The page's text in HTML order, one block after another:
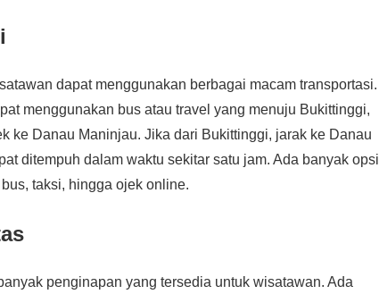
dapat menggunakan berbagai macam transportasi.
menggunakan bus atau travel yang menuju Bukittinggi,
ke Danau Maninjau. Jika dari Bukittinggi, jarak ke Danau
ditempuh dalam waktu sekitar satu jam. Ada banyak opsi
taksi, hingga ojek online.
penginapan yang tersedia untuk wisatawan. Ada